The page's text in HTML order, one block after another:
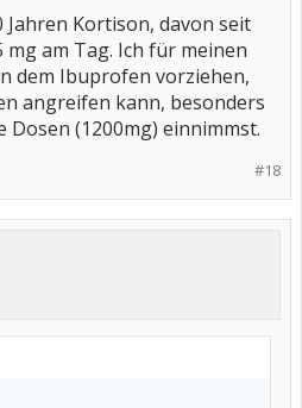
Jahren Kortison, davon seit
am Tag. Ich für meinen
dem Ibuprofen vorziehen,
angreifen kann, besonders
(1200mg) einnimmst.
#18